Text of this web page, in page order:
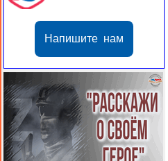
Напишите нам